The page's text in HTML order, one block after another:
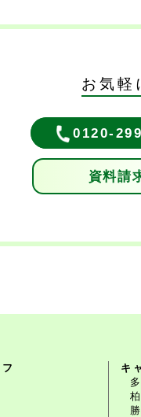
お気軽
0120-
資料請
キ